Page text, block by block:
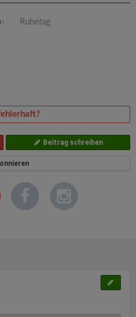
Ruhetag
Beitrag schreiben